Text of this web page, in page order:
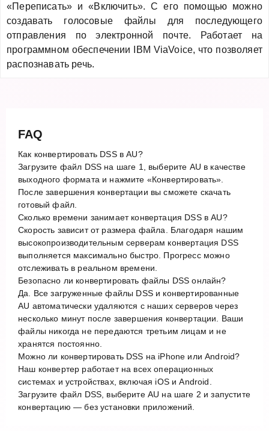
«Переписать» и «Включить». С его помощью можно
создавать голосовые файлы для последующего
отправления по электронной почте. Работает на
программном обеспечении IBM ViaVoice, что позволяет
распознавать речь.
FAQ
Как конвертировать DSS в AU?
Загрузите файл DSS на шаге 1, выберите AU в качестве
выходного формата и нажмите «Конвертировать».
После завершения конвертации вы сможете скачать
готовый файл.
Сколько времени занимает конвертация DSS в AU?
Скорость зависит от размера файла. Благодаря нашим
высокопроизводительным серверам конвертация DSS
выполняется максимально быстро. Прогресс можно
отслеживать в реальном времени.
Безопасно ли конвертировать файлы DSS онлайн?
Да. Все загруженные файлы DSS и конвертированные
AU автоматически удаляются с наших серверов через
несколько минут после завершения конвертации. Ваши
файлы никогда не передаются третьим лицам и не
хранятся постоянно.
Можно ли конвертировать DSS на iPhone или Android?
Наш конвертер работает на всех операционных
системах и устройствах, включая iOS и Android.
Загрузите файл DSS, выберите AU на шаге 2 и запустите
конвертацию — без установки приложений.